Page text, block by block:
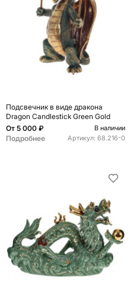
Подсвечник в виде дракона
Dragon Candlestick Green Gold
От 5 000 ₽ В наличии
Подробнее Артикул: 68.216-0